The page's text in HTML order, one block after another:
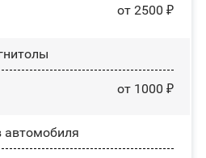
от 2500 ₽
от 1000 ₽
автомобиля